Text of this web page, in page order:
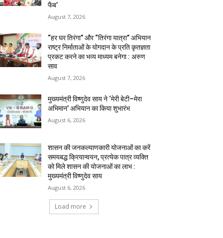
फैब’
August 7, 2026
“हर घर तिरंगा” और “तिरंगा यात्रा” अभियान
राष्ट्र निर्माताओं के योगदान के प्रति कृतज्ञता
प्रकट करने का भव्य माध्यम बनेगा : अरुण
साव
August 7, 2026
मुख्यमंत्री विष्णुदेव साय ने ‘मेरी बेटी–मेरा
अभिमान’ अभियान का किया शुभारंभ
August 6, 2026
शासन की जनकल्याणकारी योजनाओं का करें
समयबद्ध क्रियान्वयन, प्रत्येक पात्र व्यक्ति
को मिले शासन की योजनाओं का लाभ :
मुख्यमंत्री विष्णुदेव साय
August 6, 2026
Load more